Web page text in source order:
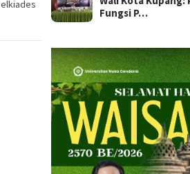
Fungsi P…